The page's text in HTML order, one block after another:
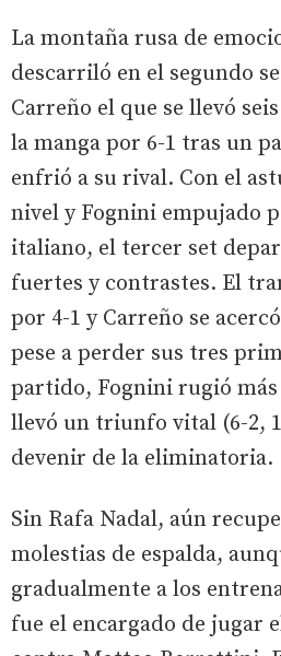
La montaña rusa de
descarriló en el segundo
Carreño el que se llevó
la manga por 6-1 tras un
enfrió a su rival. Con el
nivel y Fognini empujado
italiano, el tercer set
fuertes y contrastes. El
por 4-1 y Carreño se
pese a perder sus tres
partido, Fognini rugió más
llevó un triunfo vital (6-2,
devenir de la eliminatoria.
Sin Rafa Nadal, aún
molestias de espalda,
gradualmente a los
fue el encargado de jugar